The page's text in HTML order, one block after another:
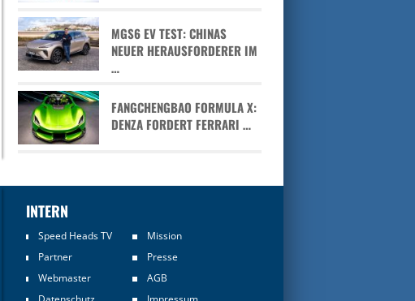
MGS6 EV TEST: CHINAS
NEUER HERAUSFORDERER IM
…
FANGCHENGBAO FORMULA X:
DENZA FORDERT FERRARI …
INTERN
Speed Heads TV
Mission
Partner
Presse
Webmaster
AGB